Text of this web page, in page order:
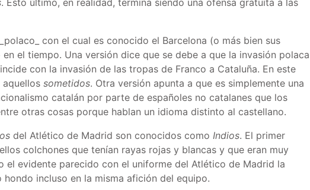
. Esto último, en realidad, termina siendo una ofensa gratuita a las
con el cual es conocido el Barcelona (o más bien sus
el tiempo. Una versión dice que se debe a que la invasión polaca
con la invasión de las tropas de Franco a Cataluña. En este
aquellos sometidos. Otra versión apunta a que es simplemente una
catalán por parte de españoles no catalanes que los
otras cosas porque hablan un idioma distinto al castellano.
del Atlético de Madrid son conocidos como Indios. El primer
colchones que tenían rayas rojas y blancas y que eran muy
el evidente parecido con el uniforme del Atlético de Madrid la
incluso en la misma afición del equipo.